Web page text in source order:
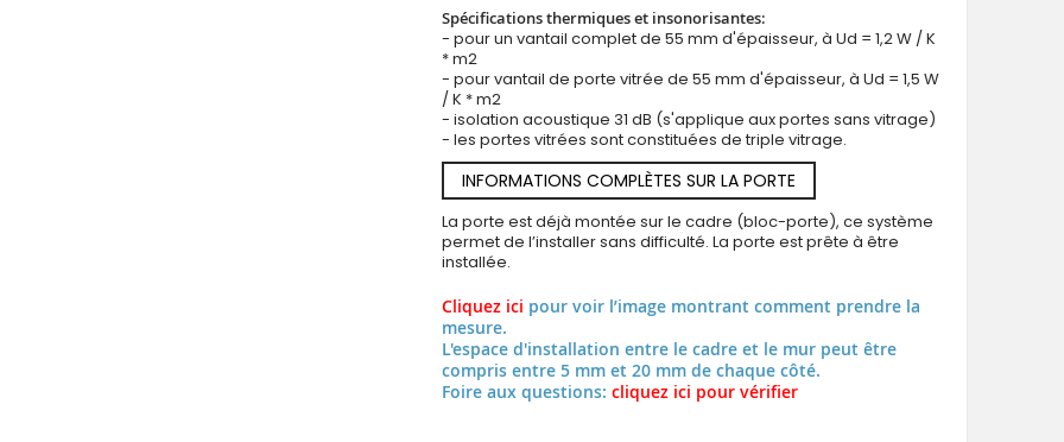
Spécifications thermiques et insonorisantes:
- pour un vantail complet de 55 mm d'épaisseur, à Ud = 1,2 W / K
* m2
- pour vantail de porte vitrée de 55 mm d'épaisseur, à Ud = 1,5 W
/ K * m2
- isolation acoustique 31 dB (s'applique aux portes sans vitrage)
- les portes vitrées sont constituées de triple vitrage.
INFORMATIONS COMPLÈTES SUR LA PORTE
La porte est déjà montée sur le cadre (bloc-porte), ce système
permet de l’installer sans difficulté. La porte est prête à être
installée.
Cliquez ici pour voir l’image montrant comment prendre la
mesure.
L'espace d'installation entre le cadre et le mur peut être
compris entre 5 mm et 20 mm de chaque côté.
Foire aux questions:cliquez ici pour vérifier